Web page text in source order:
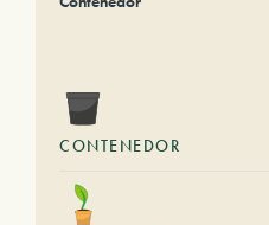
CONTENEDOR